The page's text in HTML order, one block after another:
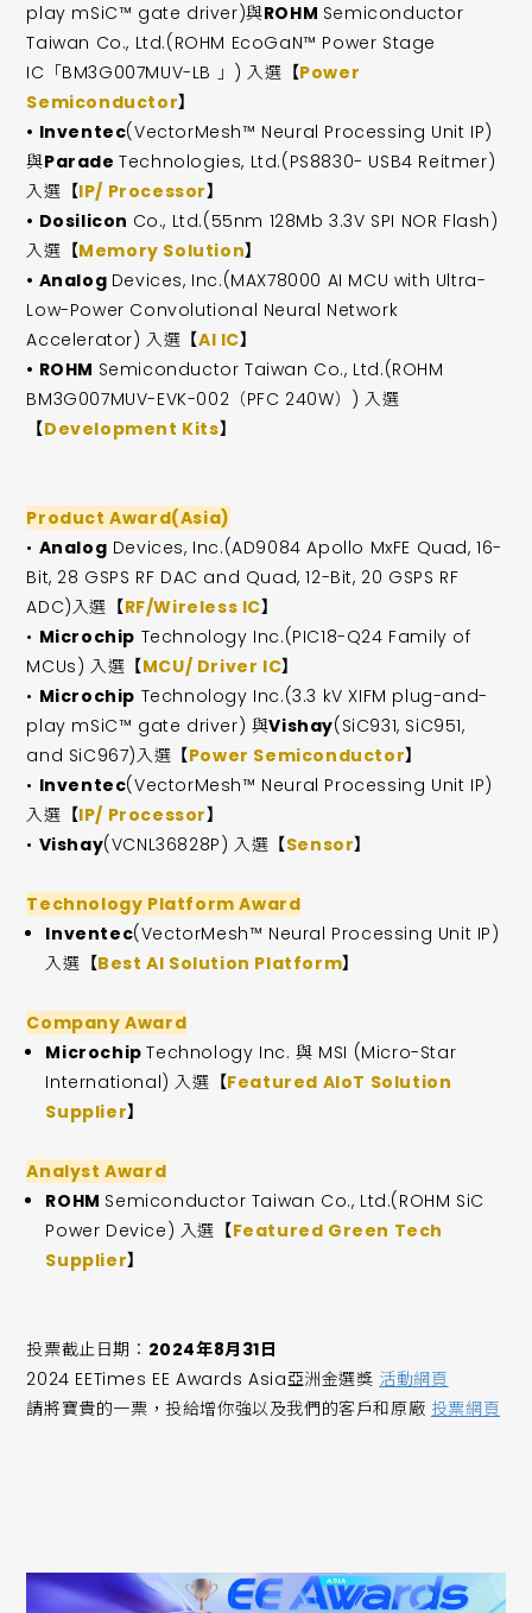
play mSiC™ gate driver)與ROHM Semiconductor
Taiwan Co., Ltd.(ROHM EcoGaN™ Power Stage
IC「BM3G007MUV-LB 」) 入選 【Power
Semiconductor】
• Inventec(VectorMesh™ Neural Processing Unit IP)
與ParadeTechnologies, Ltd.(PS8830- USB4 Reitmer)
入選 【IP/ Processor】
• Dosilicon Co., Ltd.(55nm 128Mb 3.3V SPI NOR Flash)
入選 【Memory Solution】
• Analog Devices, Inc.(MAX78000 AI MCU with Ultra-
Low-Power Convolutional Neural Network
Accelerator) 入選 【AI IC】
• ROHM Semiconductor Taiwan Co., Ltd.(ROHM
BM3G007MUV-EVK-002（PFC 240W）) 入選
【Development Kits】
Product Award(Asia)
• Analog Devices, Inc.(AD9084 Apollo MxFE Quad, 16-
Bit, 28 GSPS RF DAC and Quad, 12-Bit, 20 GSPS RF
ADC)入選 【RF/Wireless IC】
• Microchip Technology Inc.(PIC18-Q24 Family of
MCUs) 入選 【MCU/ Driver IC】
• Microchip Technology Inc.(3.3 kV XIFM plug-and-
play mSiC™ gate driver) 與Vishay(SiC931, SiC951,
and SiC967)入選 【Power Semiconductor】
• Inventec(VectorMesh™ Neural Processing Unit IP)
入選 【IP/ Processor】
• Vishay(VCNL36828P) 入選 【Sensor】
Technology Platform Award
Inventec(VectorMesh™ Neural Processing Unit IP)
入選 【Best AI Solution Platform】
Company Award
MicrochipTechnology Inc. 與 MSI (Micro-Star
International) 入選 【Featured AIoT Solution
Supplier】
Analyst Award
ROHM Semiconductor Taiwan Co., Ltd.(ROHM SiC
Power Device) 入選 【Featured Green Tech
Supplier】
投票截止日期： 2024年8月31日
2024 EETimes EE Awards Asia亞洲金選獎 活動網頁
請將寶貴的一票，投給增你強以及我們的客戶和原廠 投票網頁